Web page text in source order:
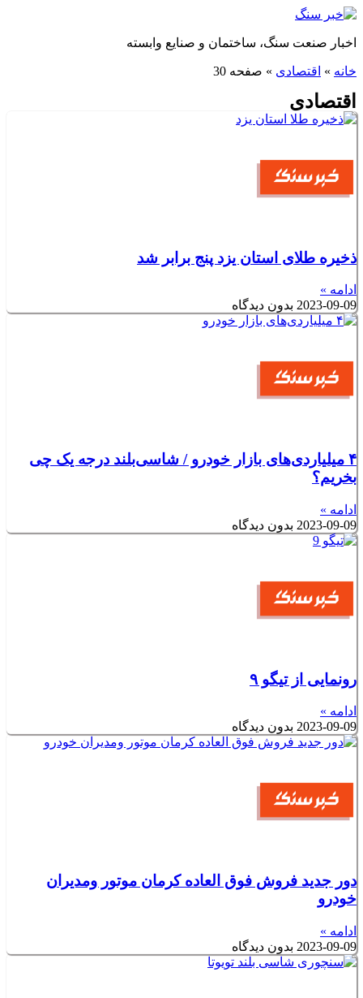
پرش
محتوا
اخبار صنعت سنگ، ساختمان و صنایع وابسته
خانه » اقتصادی » صفحه 30
اقتصادی
ذخیره طلای استان یزد پنج برابر شد
ادامه »
2023-09-09 بدون دیدگاه
۴ میلیاردی‌های بازار خودرو / شاسی‌بلند درجه یک چی
بخریم؟
ادامه »
2023-09-09 بدون دیدگاه
رونمایی از تیگو ۹
ادامه »
2023-09-09 بدون دیدگاه
دور جدید فروش فوق العاده کرمان موتور ومدیران
خودرو
ادامه »
2023-09-09 بدون دیدگاه